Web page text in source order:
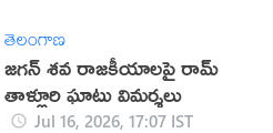
తెలంగాణ
జగన్ శవ రాజకీయాలపై రామ్
తాళ్లూరి ఘాటు విమర్శలు
Jul 16, 2026, 17:07 IST